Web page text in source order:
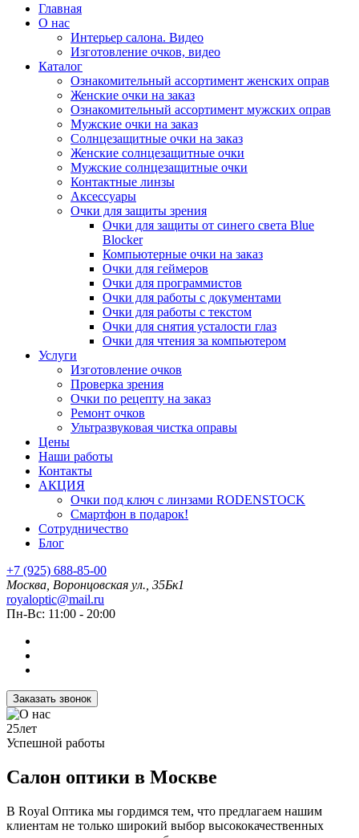
Главная
О нас
Интерьер салона. Видео
Изготовление очков, видео
Каталог
Ознакомительный ассортимент женских оправ
Женские очки на заказ
Ознакомительный ассортимент мужских оправ
Мужские очки на заказ
Солнцезащитные очки на заказ
Женские солнцезащитные очки
Мужские солнцезащитные очки
Контактные линзы
Аксессуары
Очки для защиты зрения
Очки для защиты от синего света Blue
Blocker
Компьютерные очки на заказ
Очки для геймеров
Очки для программистов
Очки для работы с документами
Очки для работы с текстом
Очки для снятия усталости глаз
Очки для чтения за компьютером
Услуги
Изготовление очков
Проверка зрения
Очки по рецепту на заказ
Ремонт очков
Ультразвуковая чистка оправы
Цены
Наши работы
Контакты
АКЦИЯ
Очки под ключ с линзами RODENSTOCK
Смартфон в подарок!
Сотрудничество
Блог
+7 (925) 688-85-00
Москва, Воронцовская ул., 35Бк1
royaloptic@mail.ru
Пн-Вс: 11:00 - 20:00
Заказать звонок
25лет
Успешной работы
Салон оптики в Москве
В Royal Оптика мы гордимся тем, что предлагаем нашим
клиентам не только широкий выбор высококачественных